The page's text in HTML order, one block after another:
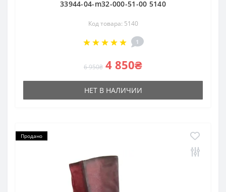
33944-04-m32-000-51-00 5140
Код товара: 5140
1
6 950₴ 4 850₴
НЕТ В НАЛИЧИИ
Продано